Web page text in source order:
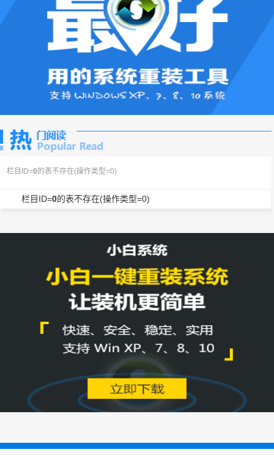
栏目ID=0的表不存在(操作类型=0)
栏目ID=0的表不存在(操作类型=0)